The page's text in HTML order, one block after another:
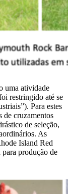
uma atividade
restringido até se
Para estes
de cruzamentos
de seleção,
As
Island Red
produção de